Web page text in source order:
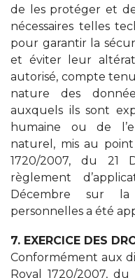
de les protéger et
nécessaires telles
pour garantir la
et éviter leur
autorisé, compte
nature des
auxquels ils sont
humaine ou de
naturel, mis au
1720/2007, du 21
règlement
Décembre sur la
personnelles a été
7. EXERCICE DES
Conformément aux
Royal 1720/2007,